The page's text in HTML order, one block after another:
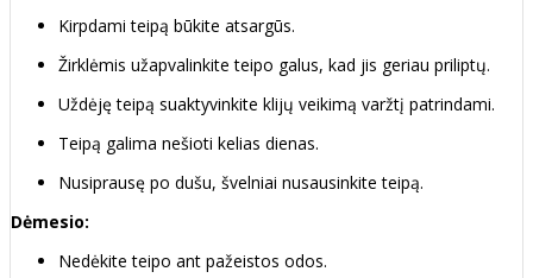
Kirpdami teipą būkite atsargūs.
Žirklėmis užapvalinkite teipo galus, kad jis geriau priliptų.
Uždėję teipą suaktyvinkite klijų veikimą varžtį patrindami.
Teipą galima nešioti kelias dienas.
Nusiprausę po dušu, švelniai nusausinkite teipą.
Dėmesio:
Nedėkite teipo ant pažeistos odos.